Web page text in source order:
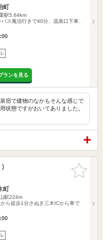
町
駅5.64km
ス庵治行きで40分、温泉口下車、
ランを見る
宿で建物のなかもそんな感じで
状態ですがおいてありました。
お気に入
りに追加
町
駅224m
ら徒歩1分さぬき三木ICから車で